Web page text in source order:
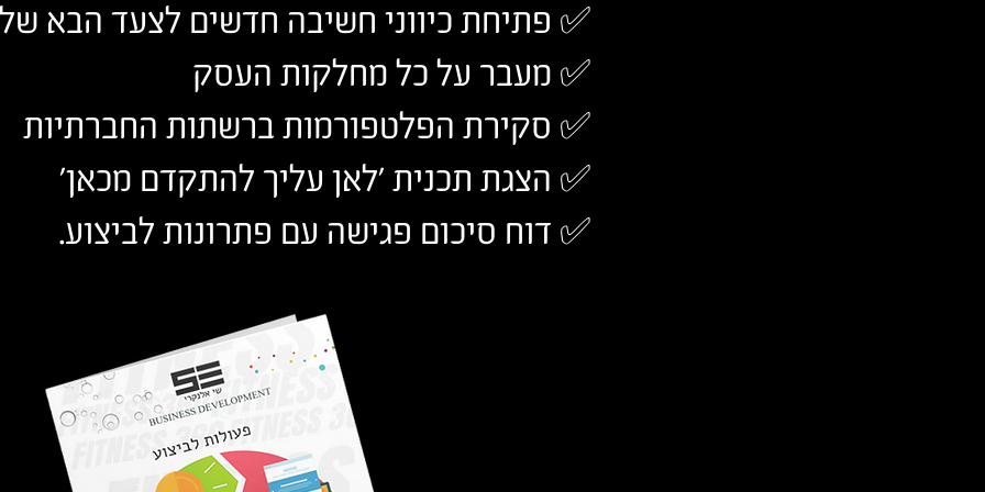
✅ פתיחת כיווני חשיבה חדשים לצעד הבא
✅ מעבר על כל מחלקות העסק
✅ סקירת הפלטפורמות ברשתות החברתיות
✅ הצגת תכנית 'לאן עליך להתקדם מכאן'
✅ דוח סיכום פגישה עם פתרונות לביצוע.